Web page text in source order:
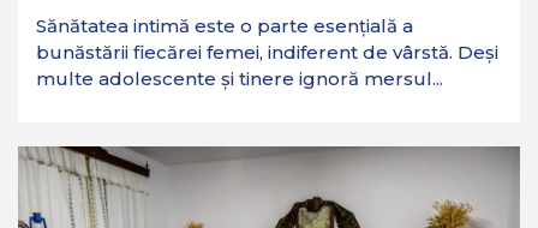
Sănătatea intimă este o parte esențială a
bunăstării fiecărei femei, indiferent de vârstă. Deși
multe adolescente și tinere ignoră mersul...